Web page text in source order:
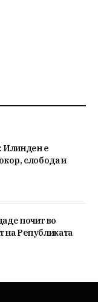
Илинден е
слобода и
почит во
на Републиката